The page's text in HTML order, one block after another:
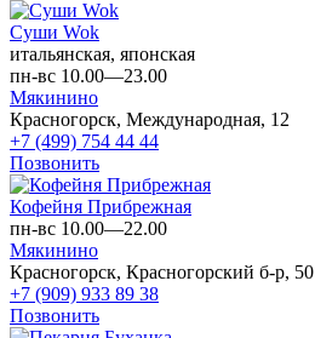
Суши Wok
итальянская, японская
пн-вс 10.00—23.00
Мякинино
Красногорск, Международная, 12
+7 (499) 754 44 44
Позвонить
Кофейня Прибрежная
пн-вс 10.00—22.00
Мякинино
Красногорск, Красногорский б-р, 50
+7 (909) 933 89 38
Позвонить